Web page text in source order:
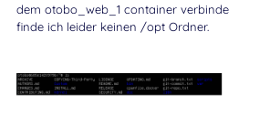
dem otobo_web_1 container verbinde
finde ich leider keinen /opt Ordner.